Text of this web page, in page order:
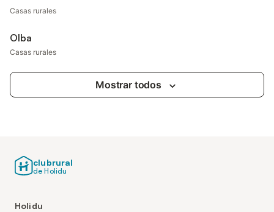
Casas rurales
Olba
Casas rurales
Mostrar todos
clubrural
de Holidu
Holidu